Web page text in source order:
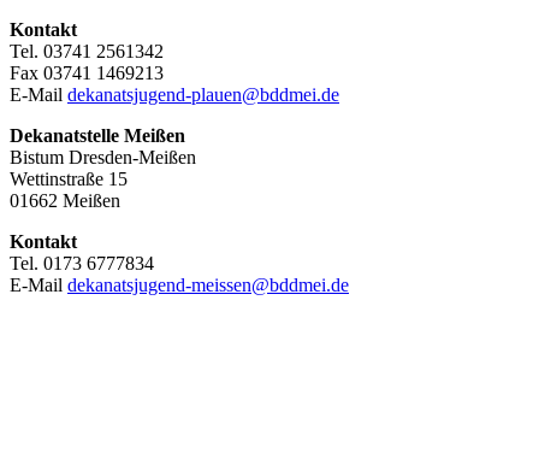
Kontakt
Tel. 03741 2561342
Fax 03741 1469213
E-Mail dekanatsjugend-plauen@bddmei.de
Dekanatstelle Meißen
Bistum Dresden-Meißen
Wettinstraße 15
01662 Meißen
Kontakt
Tel. 0173 6777834
E-Mail dekanatsjugend-meissen@bddmei.de